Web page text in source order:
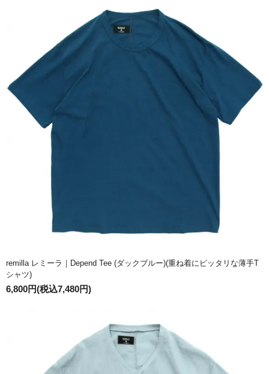
remilla レミーラ｜Depend Tee (ダックブルー)(重ね着にピッタリな薄手T
シャツ)
6,800円(税込7,480円)